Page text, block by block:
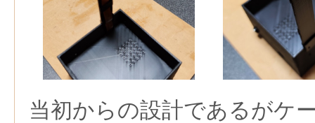
当初からの設計であるがケ